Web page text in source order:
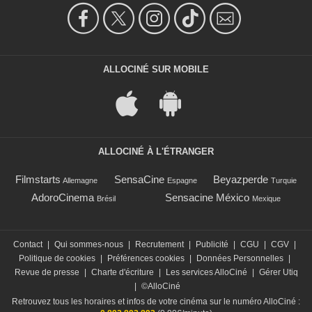
ALLOCINÉ SUR MOBILE
ALLOCINÉ À L'ÉTRANGER
Filmstarts Allemagne SensaCine Espagne Beyazperde Turquie
AdoroCinema Brésil Sensacine México Mexique
Contact Qui sommes-nous Recrutement Publicité CGU CGV
Politique de cookies
Préférences cookies Données Personnelles
Revue de presse
Charte d'écriture Les services AlloCiné
Gérer Utiq
©AlloCiné
Retrouvez tous les horaires et infos de votre cinéma sur le numéro AlloCiné :